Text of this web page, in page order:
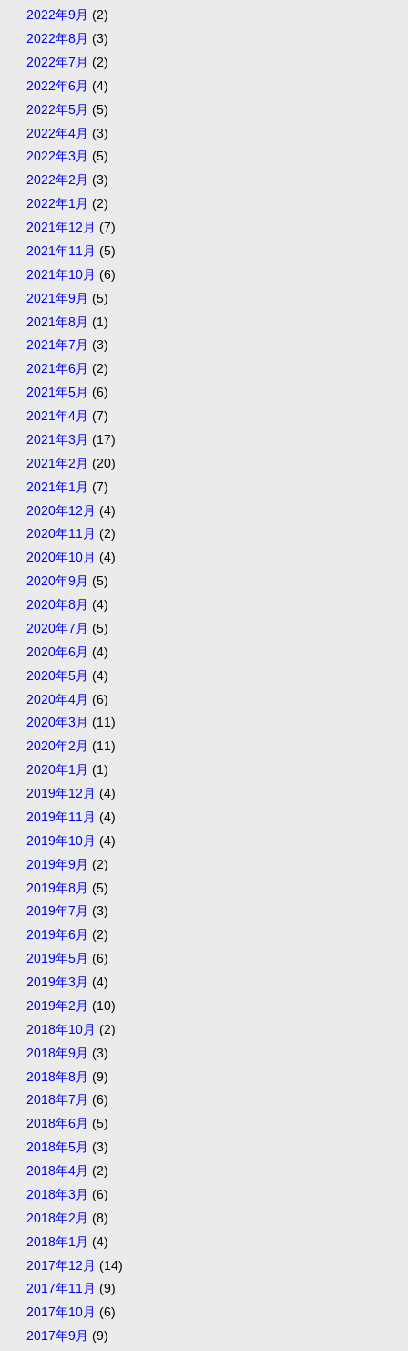
2022年9月 (2)
2022年8月 (3)
2022年7月 (2)
2022年6月 (4)
2022年5月 (5)
2022年4月 (3)
2022年3月 (5)
2022年2月 (3)
2022年1月 (2)
2021年12月 (7)
2021年11月 (5)
2021年10月 (6)
2021年9月 (5)
2021年8月 (1)
2021年7月 (3)
2021年6月 (2)
2021年5月 (6)
2021年4月 (7)
2021年3月 (17)
2021年2月 (20)
2021年1月 (7)
2020年12月 (4)
2020年11月 (2)
2020年10月 (4)
2020年9月 (5)
2020年8月 (4)
2020年7月 (5)
2020年6月 (4)
2020年5月 (4)
2020年4月 (6)
2020年3月 (11)
2020年2月 (11)
2020年1月 (1)
2019年12月 (4)
2019年11月 (4)
2019年10月 (4)
2019年9月 (2)
2019年8月 (5)
2019年7月 (3)
2019年6月 (2)
2019年5月 (6)
2019年3月 (4)
2019年2月 (10)
2018年10月 (2)
2018年9月 (3)
2018年8月 (9)
2018年7月 (6)
2018年6月 (5)
2018年5月 (3)
2018年4月 (2)
2018年3月 (6)
2018年2月 (8)
2018年1月 (4)
2017年12月 (14)
2017年11月 (9)
2017年10月 (6)
2017年9月 (9)